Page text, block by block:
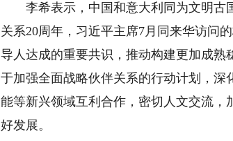
李希表示，中国和意大利同为文明古
关系20周年，习近平主席7月同来华访问
导人达成的重要共识，推动构建更加成
于加强全面战略伙伴关系的行动计划，
能等新兴领域互利合作，密切人文交流
好发展。